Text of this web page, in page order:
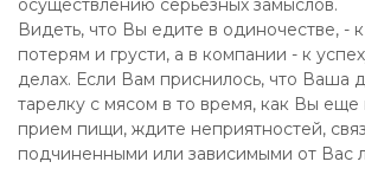
осуществлению серьезных замыслов.
Видеть, что Вы едите в одиночестве, - к
потерям и грусти, а в компании - к
делах. Если Вам приснилось, что Ваша
тарелку с мясом в то время, как Вы еще
прием пищи, ждите неприятностей,
подчиненными или зависимыми от Вас